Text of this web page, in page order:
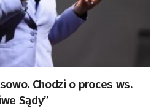
Chodzi o proces ws.
Sądy”